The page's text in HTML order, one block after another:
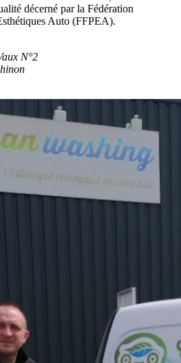
décerné par la Fédération
Auto (FFPEA).
N°2